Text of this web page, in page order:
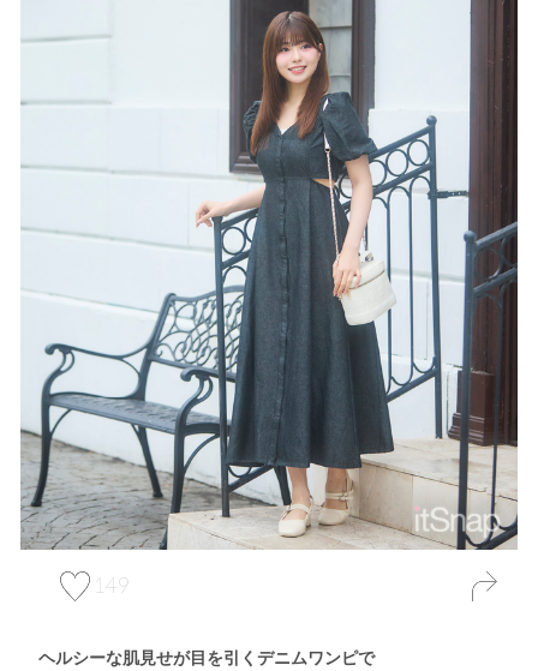
149
ヘルシーな肌見せが目を引くデニムワンピで